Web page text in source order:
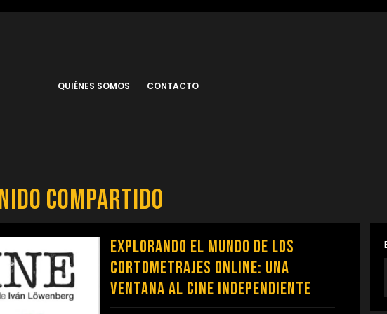
QUIÉNES SOMOS CONTACTO
compartido
Explorando el Mundo de los
Cortometrajes Online: Una
Ventana al Cine Independiente